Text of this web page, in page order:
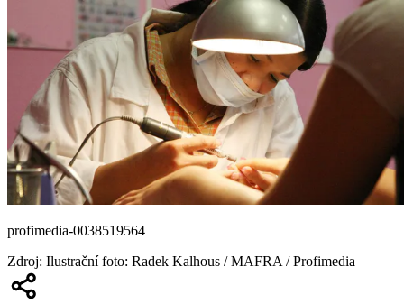
profimedia-0038519564
Zdroj: Ilustrační foto: Radek Kalhous / MAFRA / Profimedia